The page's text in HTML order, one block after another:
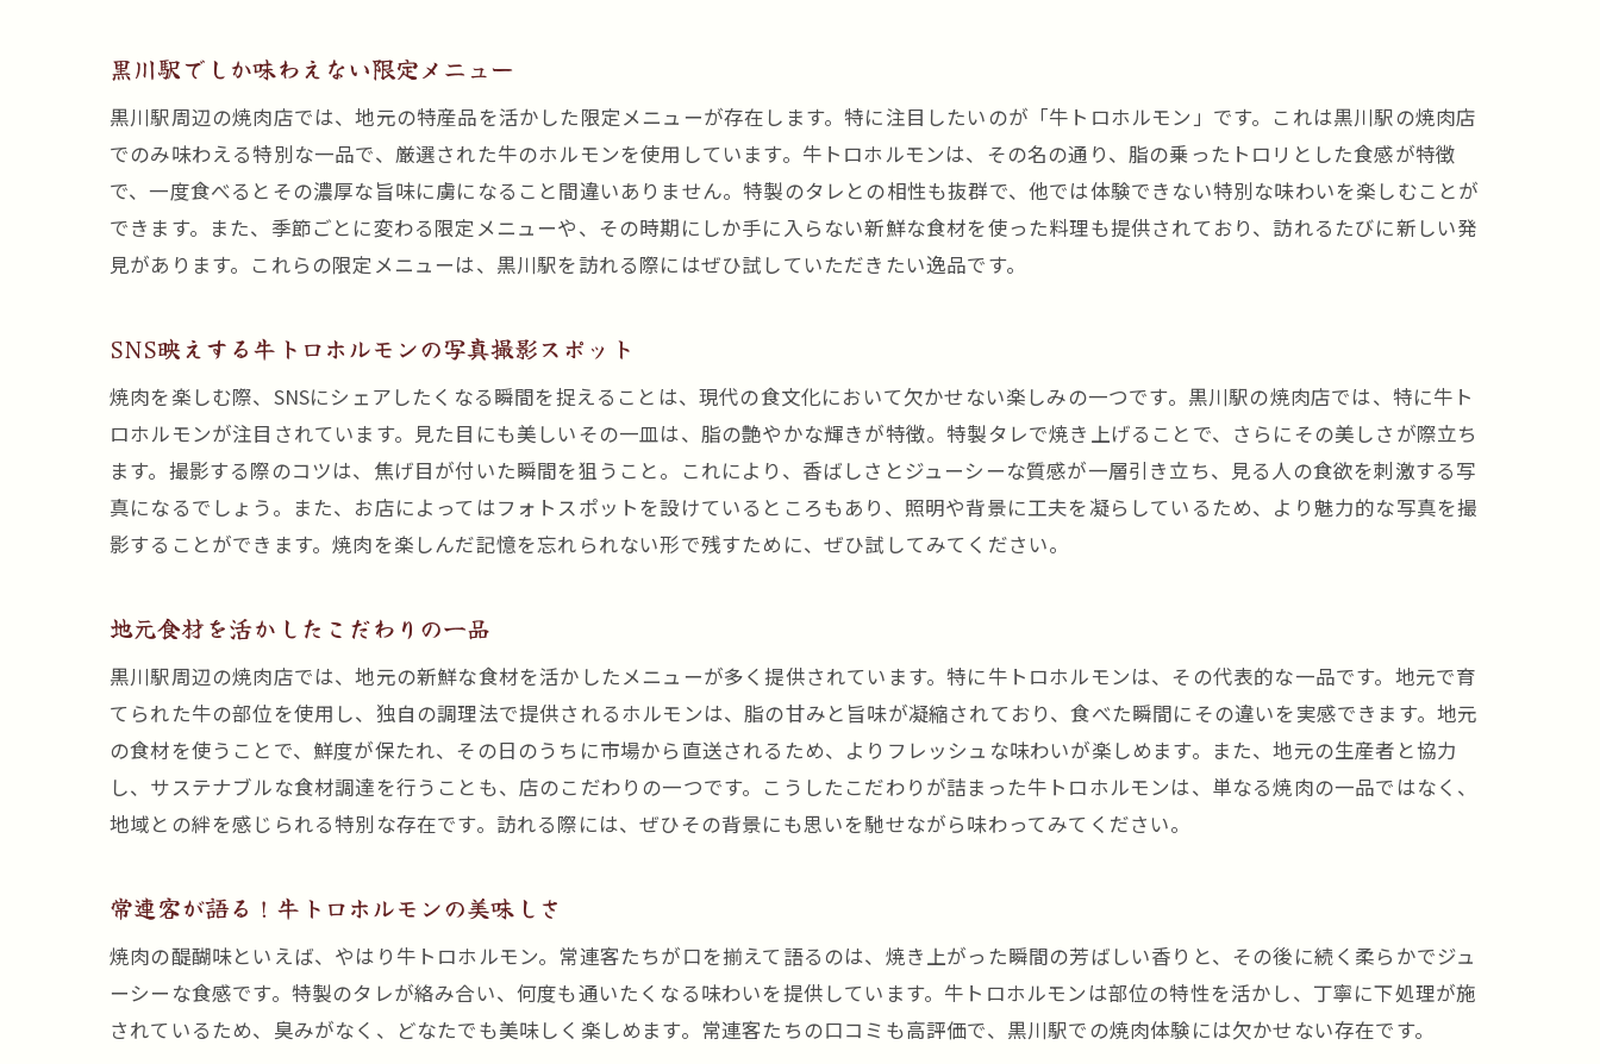
黒川駅でしか味わえない限定メニュー
黒川駅周辺の焼肉店では、地元の特産品を活かした限定メニューが存在します。特に注目したいのが「牛トロホルモン」です。これは黒川駅の焼肉店
でのみ味わえる特別な一品で、厳選された牛のホルモンを使用しています。牛トロホルモンは、その名の通り、脂の乗ったトロリとした食感が特徴
で、一度食べるとその濃厚な旨味に虜になること間違いありません。特製のタレとの相性も抜群で、他では体験できない特別な味わいを楽しむことが
できます。また、季節ごとに変わる限定メニューや、その時期にしか手に入らない新鮮な食材を使った料理も提供されており、訪れるたびに新しい発
見があります。これらの限定メニューは、黒川駅を訪れる際にはぜひ試していただきたい逸品です。
SNS映えする牛トロホルモンの写真撮影スポット
焼肉を楽しむ際、SNSにシェアしたくなる瞬間を捉えることは、現代の食文化において欠かせない楽しみの一つです。黒川駅の焼肉店では、特に牛ト
ロホルモンが注目されています。見た目にも美しいその一皿は、脂の艶やかな輝きが特徴。特製タレで焼き上げることで、さらにその美しさが際立ち
ます。撮影する際のコツは、焦げ目が付いた瞬間を狙うこと。これにより、香ばしさとジューシーな質感が一層引き立ち、見る人の食欲を刺激する写
真になるでしょう。また、お店によってはフォトスポットを設けているところもあり、照明や背景に工夫を凝らしているため、より魅力的な写真を撮
影することができます。焼肉を楽しんだ記憶を忘れられない形で残すために、ぜひ試してみてください。
地元食材を活かしたこだわりの一品
黒川駅周辺の焼肉店では、地元の新鮮な食材を活かしたメニューが多く提供されています。特に牛トロホルモンは、その代表的な一品です。地元で育
てられた牛の部位を使用し、独自の調理法で提供されるホルモンは、脂の甘みと旨味が凝縮されており、食べた瞬間にその違いを実感できます。地元
の食材を使うことで、鮮度が保たれ、その日のうちに市場から直送されるため、よりフレッシュな味わいが楽しめます。また、地元の生産者と協力
し、サステナブルな食材調達を行うことも、店のこだわりの一つです。こうしたこだわりが詰まった牛トロホルモンは、単なる焼肉の一品ではなく、
地域との絆を感じられる特別な存在です。訪れる際には、ぜひその背景にも思いを馳せながら味わってみてください。
常連客が語る！牛トロホルモンの美味しさ
焼肉の醍醐味といえば、やはり牛トロホルモン。常連客たちが口を揃えて語るのは、焼き上がった瞬間の芳ばしい香りと、その後に続く柔らかでジュ
ーシーな食感です。特製のタレが絡み合い、何度も通いたくなる味わいを提供しています。牛トロホルモンは部位の特性を活かし、丁寧に下処理が施
されているため、臭みがなく、どなたでも美味しく楽しめます。常連客たちの口コミも高評価で、黒川駅での焼肉体験には欠かせない存在です。